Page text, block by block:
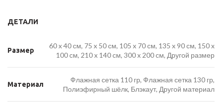
ДЕТАЛИ
Размер
60 x 40 см, 75 x 50 см, 105 x 70 см, 135 x 90 см, 150 x
100 см, 210 x 140 см, 300 x 200 см, Другой размер
Материал
Флажная сетка 110 гр, Флажная сетка 130 гр,
Полиэфирный шёлк, Блэкаут, Другой материал